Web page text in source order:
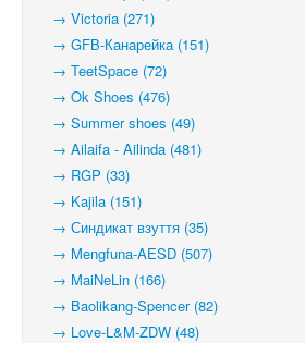
→ Victoria (271)
→ GFB-Канарейка (151)
→ TeetSpace (72)
→ Ok Shoes (476)
→ Summer shoes (49)
→ Ailaifa - Ailinda (481)
→ RGP (33)
→ Kajila (151)
→ Синдикат взуття (35)
→ Mengfuna-AESD (507)
→ MaiNeLin (166)
→ Baolikang-Spencer (82)
→ Love-L&M-ZDW (48)